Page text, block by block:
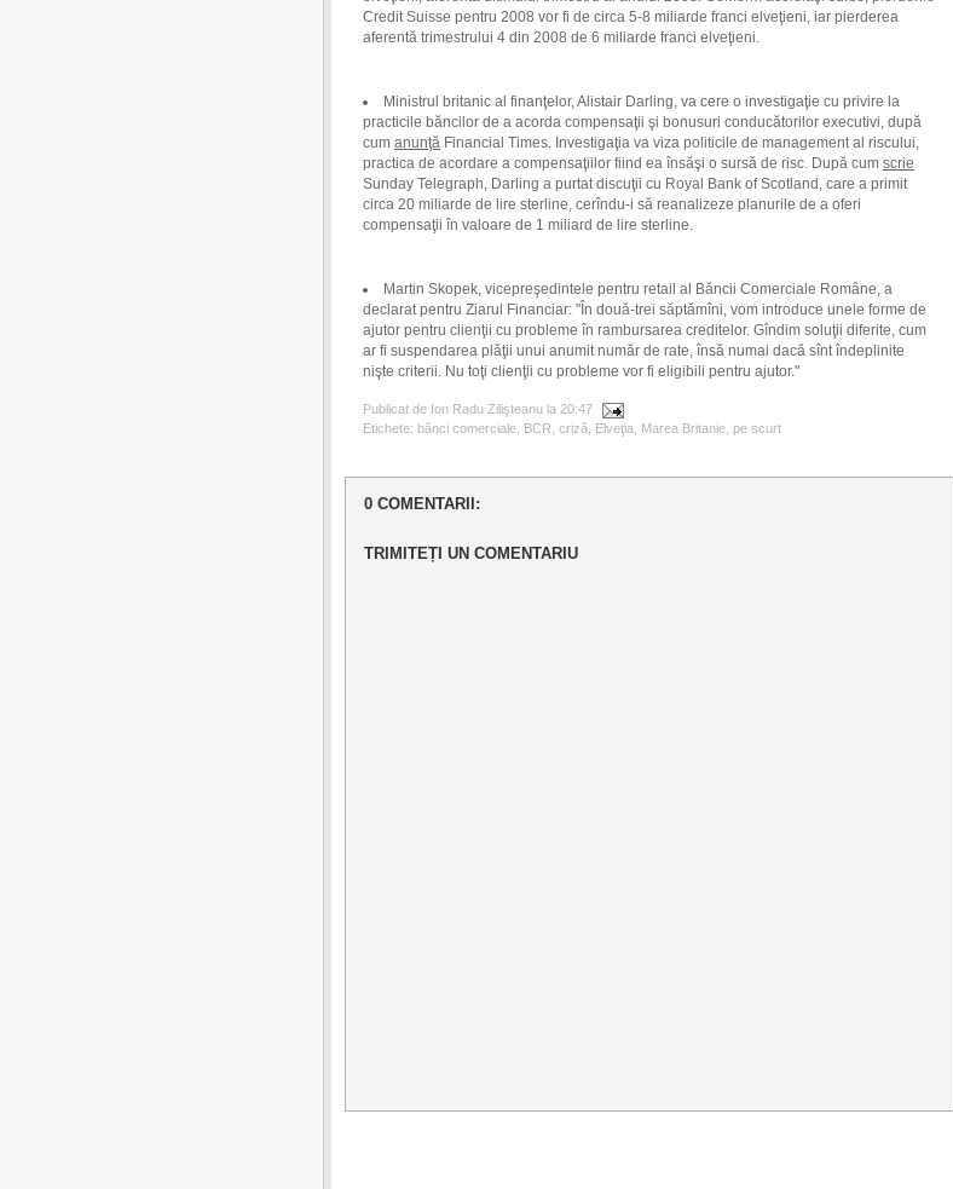
Credit Suisse pentru 2008 vor fi de circa 5-8 miliarde franci elveţieni, iar pierderea
aferentă trimestrului 4 din 2008 de 6 miliarde franci elveţieni.
Ministrul britanic al finanţelor, Alistair Darling, va cere o investigaţie cu privire la
practicile băncilor de a acorda compensaţii şi bonusuri conducătorilor executivi, după
cum anunţă Financial Times. Investigaţia va viza politicile de management al riscului,
practica de acordare a compensaţiilor fiind ea însăşi o sursă de risc. După cum scrie
Sunday Telegraph, Darling a purtat discuţii cu Royal Bank of Scotland, care a primit
circa 20 miliarde de lire sterline, cerîndu-i să reanalizeze planurile de a oferi
compensaţii în valoare de 1 miliard de lire sterline.
Martin Skopek, vicepreşedintele pentru retail al Băncii Comerciale Române, a
declarat pentru Ziarul Financiar: "În două-trei săptămîni, vom introduce unele forme de
ajutor pentru clienţii cu probleme în rambursarea creditelor. Gîndim soluţii diferite, cum
ar fi suspendarea plăţii unui anumit număr de rate, însă numai dacă sînt îndeplinite
nişte criterii. Nu toţi clienţii cu probleme vor fi eligibili pentru ajutor."
Publicat de Ion Radu Zilişteanu la 20:47
Etichete: bănci comerciale BCR criză Elveţia Marea Britanie pe scurt
0 COMENTARII:
TRIMITEȚI UN COMENTARIU